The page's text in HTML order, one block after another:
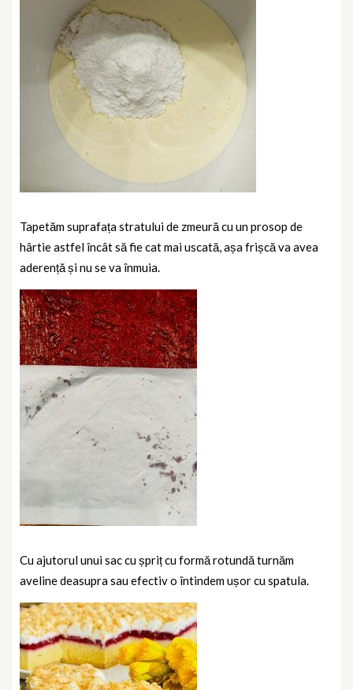
Tapetăm suprafața stratului de zmeură cu un prosop de
hârtie astfel încât să fie cat mai uscată, așa frișcă va avea
aderență și nu se va înmuia.
Cu ajutorul unui sac cu șpriț cu formă rotundă turnăm
aveline deasupra sau efectiv o întindem ușor cu spatula.